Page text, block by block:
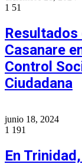
1 51
Casanare
Control
Ciudadana
junio 18, 2024
1 191
En